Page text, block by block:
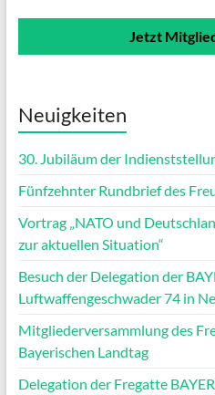
Jetzt
Neuigkeiten
30. Jubiläum der
Fünfzehnter Rundbrief des
Vortrag „NATO und
zur aktuellen Situation“
Besuch der Delegation der
Luftwaffengeschwader 74 in
Mitgliederversammlung des
Bayerischen Landtag
Delegation der Fregatte